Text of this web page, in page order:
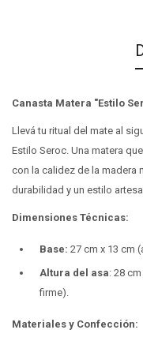
Canasta Matera "Estilo
Llevá tu ritual del mate al
Estilo Seroc. Una matera
con la calidez de la madera
durabilidad y un estilo
Dimensiones Técnicas:
Base: 27 cm x 13 cm
Altura del asa: 28
firme).
Materiales y Confección: